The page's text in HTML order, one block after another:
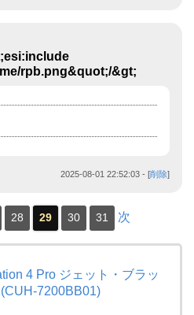
rpb.png&quot;/&gt;
2025-08-01 22:52:03 - [削除]
28 29 30 31 次
4 Pro ジェット・ブラッ
7200BB01)